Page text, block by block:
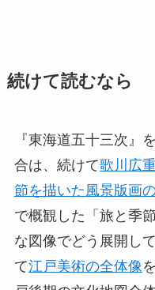
続けて読むなら
『東海道五十三次』
合は、続けて歌川広
節を描いた風景版画
で概観した「旅と季
な図像でどう展開し
て江戸美術の全体像